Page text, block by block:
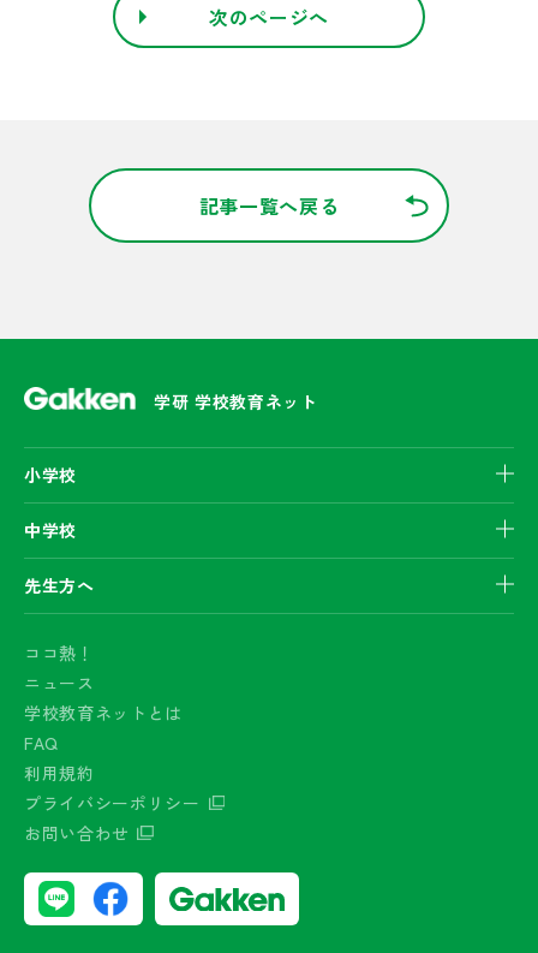
次のページへ
記事一覧へ戻る
学研 学校教育ネット
小学校
中学校
先生方へ
ココ熱！
ニュース
学校教育ネットとは
FAQ
利用規約
プライバシーポリシー
お問い合わせ